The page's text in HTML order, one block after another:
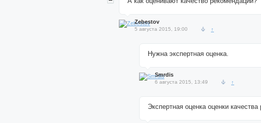
Zebestov
5 августа 2015, 19:00 ↑
Нужна экспертная оценка.
Smrdis
6 августа 2015, 13:49 ↑
Экспертная оценка оценки